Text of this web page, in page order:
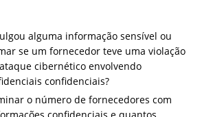
alguma informação sensível ou
se um fornecedor teve uma violação
cibernético envolvendo
confidenciais?
o número de fornecedores com